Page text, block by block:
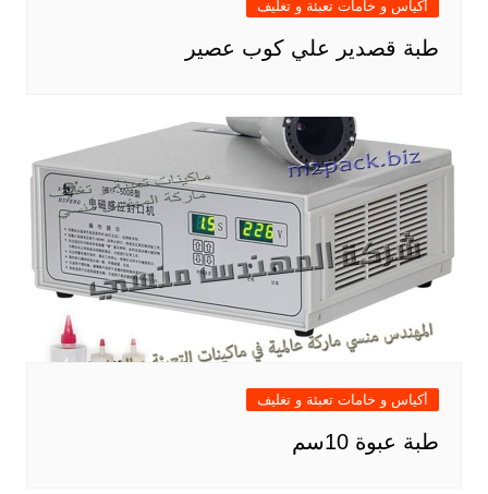
أكياس و خامات تعبئة و تغليف
طبة قصدير علي كوب عصير
أكياس و خامات تعبئة و تغليف
طبة عبوة 10سم